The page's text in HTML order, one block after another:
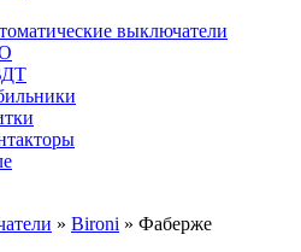
выключатели
» Bironi » Фаберже